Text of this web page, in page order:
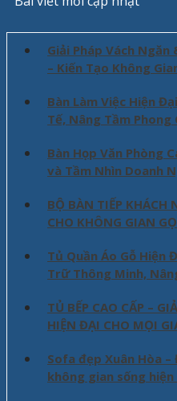
Giải Pháp Vách Ngăn
– Kiến Tạo Không
Bàn Làm Việc Hiện
Tế, Nâng Tầm Phong
Bàn Họp Văn Phòng
và Tầm Nhìn Doanh
BỘ BÀN TIẾP KHÁCH
CHO KHÔNG GIAN
Tủ Quần Áo Gỗ Hiện
Trữ Thông Minh,
TỦ BẾP CAO CẤP –
HIỆN ĐẠI CHO MỌI
Sofa đẹp Xuân Hòa
không gian sống hiện